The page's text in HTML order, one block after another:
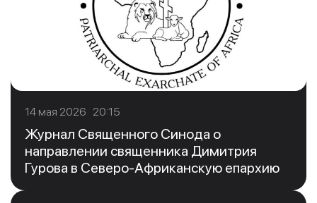
14 мая 2026 20:15
Журнал Священного Синода о
направлении священника Димитрия
Гурова в Северо-Африканскую епархию